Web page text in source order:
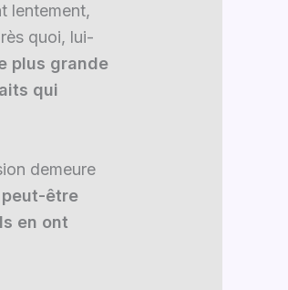
lentement,
quoi, lui-
plus grande
qui
demeure
être
en ont